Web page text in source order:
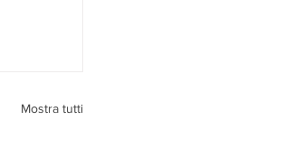
Mostra tutti